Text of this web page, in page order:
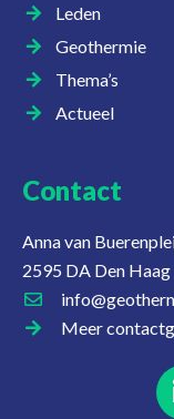
Leden
Geothermie
Thema’s
Actueel
Contact
Anna van
2595 DA Den Haag
Meer